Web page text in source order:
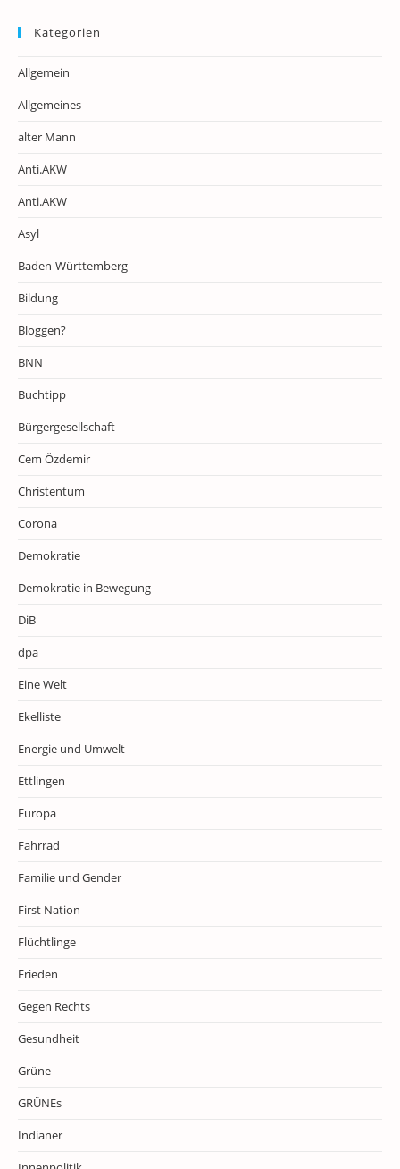
Kategorien
Allgemein
Allgemeines
alter Mann
Anti.AKW
Anti.AKW
Asyl
Baden-Württemberg
Bildung
Bloggen?
BNN
Buchtipp
Bürgergesellschaft
Cem Özdemir
Christentum
Corona
Demokratie
Demokratie in Bewegung
DiB
dpa
Eine Welt
Ekelliste
Energie und Umwelt
Ettlingen
Europa
Fahrrad
Familie und Gender
First Nation
Flüchtlinge
Frieden
Gegen Rechts
Gesundheit
Grüne
GRÜNEs
Indianer